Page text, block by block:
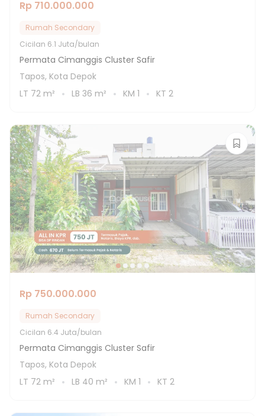
Rp 710.000.000
Rumah Secondary
Cicilan 6.1 Juta/bulan
Permata Cimanggis Cluster Safir
Tapos, Kota Depok
LT 72 m² LB 36 m² KM 1 KT 2
Rp 750.000.000
Rumah Secondary
Cicilan 6.4 Juta/bulan
Permata Cimanggis Cluster Safir
Tapos, Kota Depok
LT 72 m² LB 40 m² KM 1 KT 2